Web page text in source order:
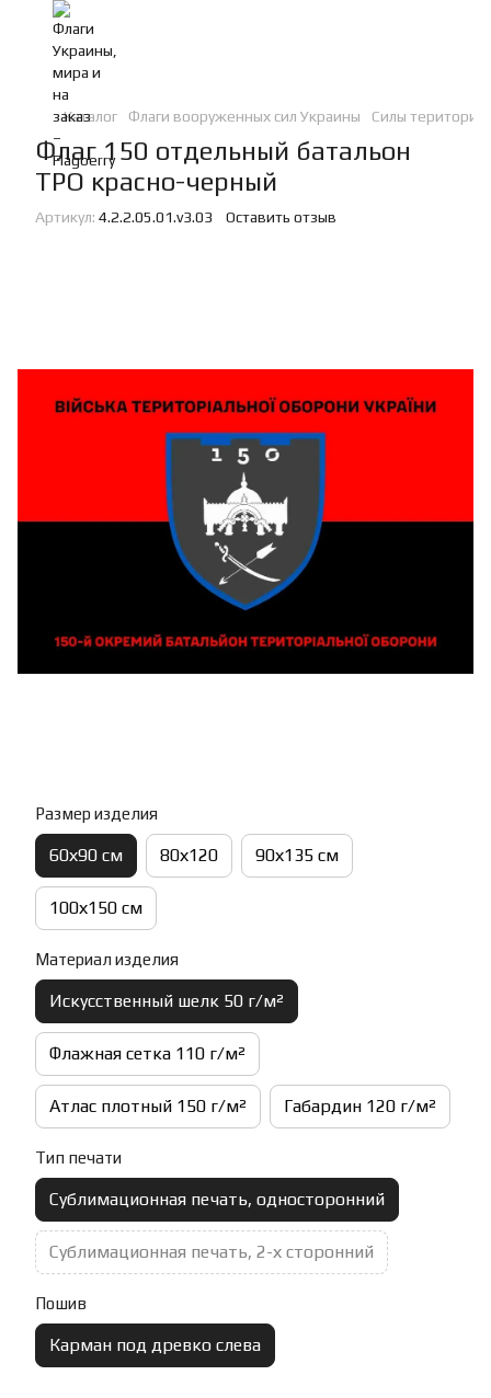
Каталог Флаги вооруженных сил Украины Силы
Флаг 150 отдельный батальон
ТРО красно-черный
Артикул: 4.2.2.05.01.v3.03 Оставить отзыв
Размер изделия
60х90 см 80х120 90х135 см
100х150 см
Материал изделия
Искусственный шелк 50 г/м²
Флажная сетка 110 г/м²
Атлас плотный 150 г/м² Габардин 120 г/м²
Тип печати
Сублимационная печать, односторонний
Сублимационная печать, 2-х сторонний
Пошив
Карман под древко слева